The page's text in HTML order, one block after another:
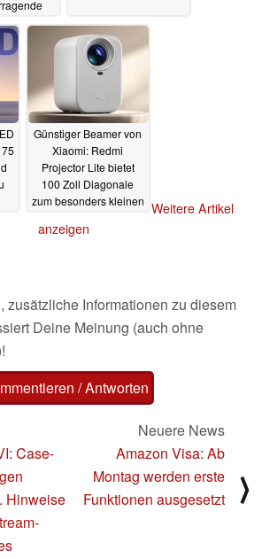
bieten
Günstiger Beamer von
Xiaomi: Redmi
Projector Lite bietet
100 Zoll Diagonale
zum besonders kleinen Weitere Artikel
anzeigen
zusätzliche Informationen zu diesem
Deine Meinung (auch ohne
/ Antworten
Case-
Hinweise
Neuere News
Amazon Visa: Ab
Montag werden erste
Funktionen ausgesetzt
⟩